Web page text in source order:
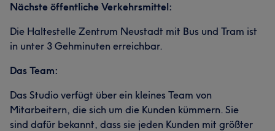
Nächste öffentliche Verkehrsmittel:
Die Haltestelle Zentrum Neustadt mit Bus und Tram ist
in unter 3 Gehminuten erreichbar.
Das Team:
Das Studio verfügt über ein kleines Team von
Mitarbeitern, die sich um die Kunden kümmern. Sie
sind dafür bekannt, dass sie jeden Kunden mit größter